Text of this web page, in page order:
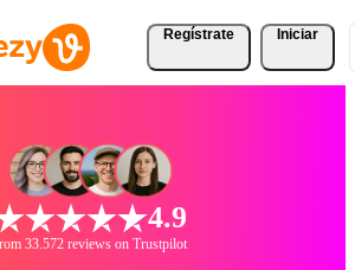
Regístrate Iniciar
4.9
33.572 reviews on Trustpilot